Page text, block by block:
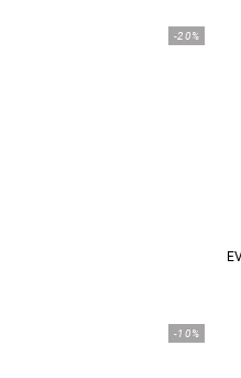
-20%
-10%